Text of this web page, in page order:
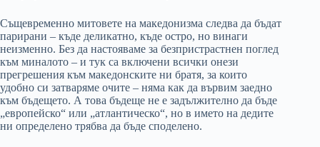
Същевременно митовете на македонизма следва да бъдат
парирани – къде деликатно, къде остро, но винаги
неизменно. Без да настояваме за безпристрастнен поглед
към миналото – и тук са включени всички онези
прегрешения към македонските ни братя, за които
удобно си затваряме очите – няма как да вървим заедно
към бъдещето. А това бъдеще не е задължително да бъде
„европейско“ или „атлантическо“, но в името на дедите
ни определено трябва да бъде споделено.